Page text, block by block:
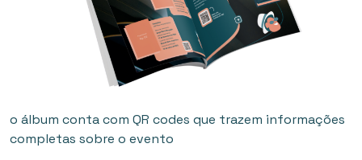
o álbum conta com QR codes que trazem informações
completas sobre o evento